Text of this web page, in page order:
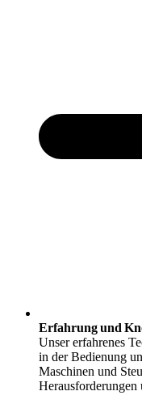
Erfahrung und
Unser erfahrenes
in der Bedienung
Maschinen und
Herausforderungen